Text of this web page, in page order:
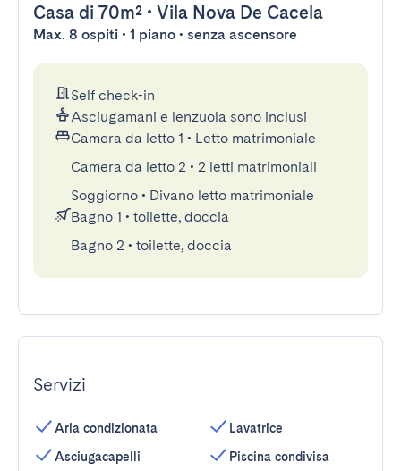
Casa di 70m² • Vila Nova De Cacela
Max. 8 ospiti • 1 piano • senza ascensore
Self check-in
Asciugamani e lenzuola sono inclusi
Camera da letto 1 • Letto matrimoniale
Camera da letto 2 • 2 letti matrimoniali
Soggiorno • Divano letto matrimoniale
Bagno 1 • toilette, doccia
Bagno 2 • toilette, doccia
Servizi
Aria condizionata
Asciugacapelli
Lavatrice
Piscina condivisa